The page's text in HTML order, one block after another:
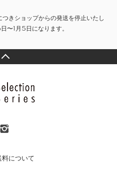
きショップからの発送を停止いたし
〜1月5日になります。
料について